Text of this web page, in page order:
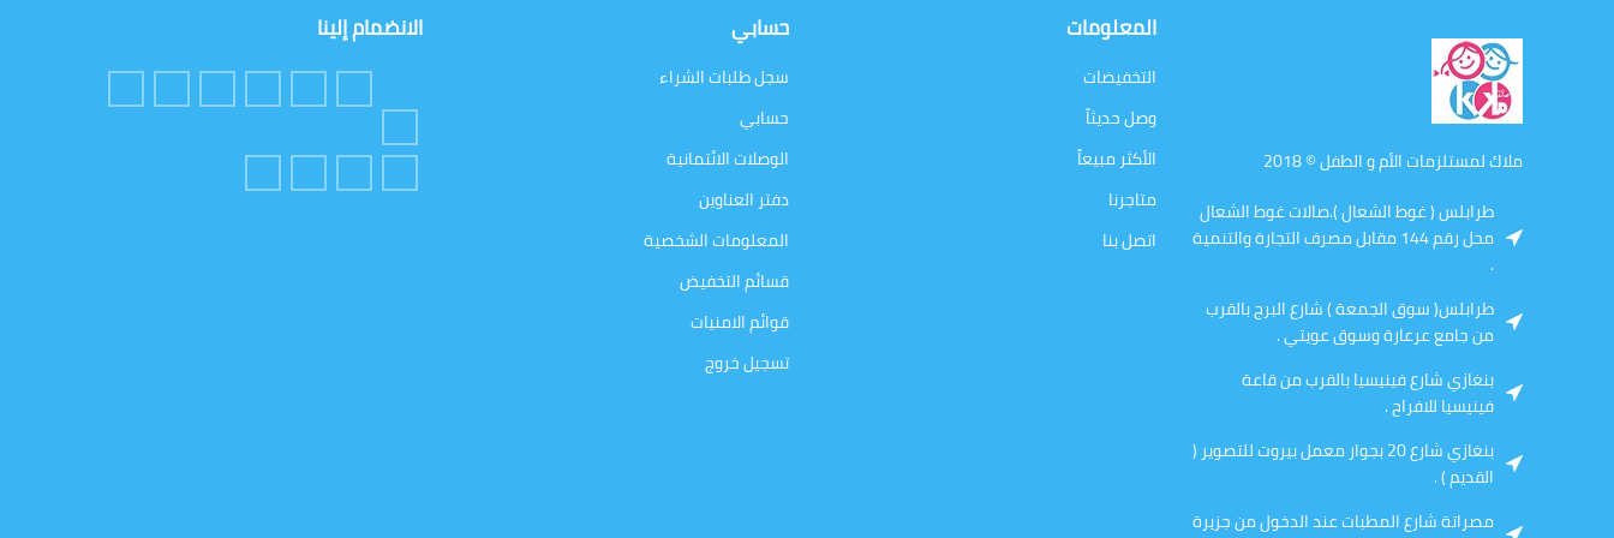
ملاك لمستلزمات الأم و الطفل © 2018
طرابلس ( غوط الشعال ).صالات غوط الشعال
محل رقم 144 مقابل مصرف التجارة والتنمية
.
طرابلس( سوق الجمعة ) شارع البرج بالقرب
من جامع عرعارة وسوق عويتي .
بنغازي شارع فينيسيا بالقرب من قاعة
فينيسيا للافراح .
بنغازي شارع 20 بجوار معمل بيروت للتصوير (
القديم ) .
مصراتة شارع المطبات عند الدخول من جزيرة
المعلومات
التخفيضات
وصل حديثاً
الأكثر مبيعاً
متاجرنا
اتصل بنا
حسابي
سجل طلبات الشراء
حسابي
الوصلات الائتمانية
دفتر العناوين
المعلومات الشخصية
قسائم التخفيض
قوائم الامنيات
تسجيل خروج
الانضمام إلينا